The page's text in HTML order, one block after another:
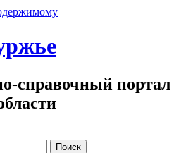
справочный портал